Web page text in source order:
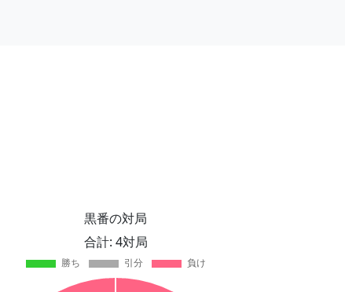
黒番の対局
合計: 4対局